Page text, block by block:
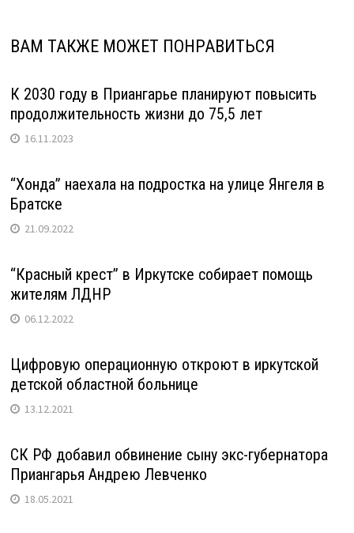
ВАМ ТАКЖЕ МОЖЕТ ПОНРАВИТЬСЯ
К 2030 году в Приангарье планируют повысить
продолжительность жизни до 75,5 лет
16.11.2023
“Хонда” наехала на подростка на улице Янгеля в
Братске
21.09.2022
“Красный крест” в Иркутске собирает помощь
жителям ЛДНР
06.12.2022
Цифровую операционную откроют в иркутской
детской областной больнице
13.12.2021
СК РФ добавил обвинение сыну экс-губернатора
Приангарья Андрею Левченко
18.05.2021